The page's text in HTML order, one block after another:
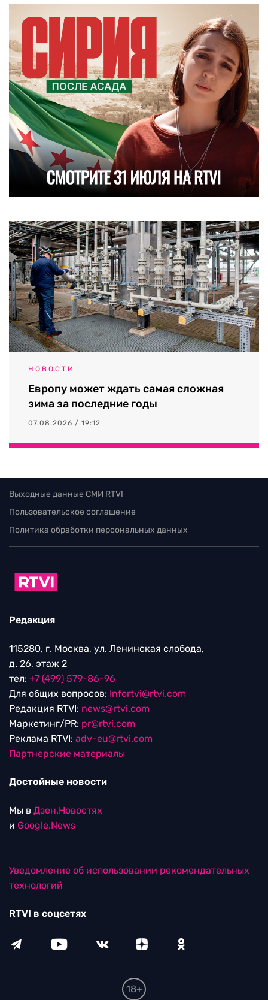
НОВОСТИ
Европу может ждать самая сложная
зима за последние годы
07.08.2026 / 19:12
Выходные данные СМИ RTVI
Пользовательское соглашение
Политика обработки персональных данных
Редакция
115280, г. Москва, ул. Ленинская слобода,
д. 26, этаж 2
тел: +7 (499) 579-86-96
Для общих вопросов: Infortvi@rtvi.com
Редакция RTVI: news@rtvi.com
Маркетинг/PR: pr@rtvi.com
Реклама RTVI: adv-eu@rtvi.com
Партнерские материалы
Достойные новости
Мы в Дзен.Новостях
и Google.News
Уведомление об использовании рекомендательных
технологий
RTVI в соцсетях
18+